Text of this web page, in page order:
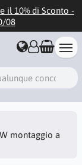
il 10% di Sconto -
08
montaggio a